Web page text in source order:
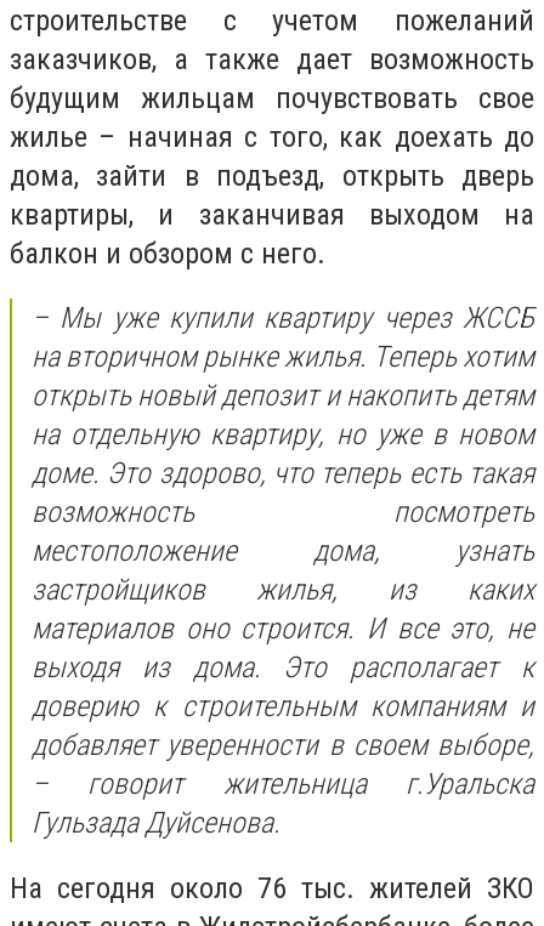
строительстве с учетом пожеланий
заказчиков, а также дает возможность
будущим жильцам почувствовать свое
жилье – начиная с того, как доехать до
дома, зайти в подъезд, открыть дверь
квартиры, и заканчивая выходом на
балкон и обзором с него.
– Мы уже купили квартиру через ЖССБ
на вторичном рынке жилья. Теперь хотим
открыть новый депозит и накопить детям
на отдельную квартиру, но уже в новом
доме. Это здорово, что теперь есть такая
возможность посмотреть
местоположение дома, узнать
застройщиков жилья, из каких
материалов оно строится. И все это, не
выходя из дома. Это располагает к
доверию к строительным компаниям и
добавляет уверенности в своем выборе,
– говорит жительница г.Уральска
Гульзада Дуйсенова.
На сегодня около 76 тыс. жителей ЗКО